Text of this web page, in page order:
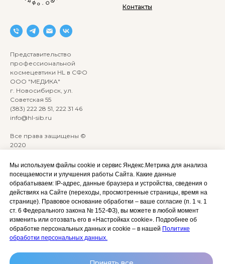
Мы используем файлы cookie и сервис Яндекс.Метрика для анализа
посещаемости и улучшения работы Сайта. Какие данные
обрабатываем: IP‑адрес, данные браузера и устройства, сведения о
действиях на Сайте (переходы, просмотренные страницы, время на
странице). Правовое основание обработки – ваше согласие (п. 1 ч. 1
ст. 6 Федерального закона № 152‑ФЗ), вы можете в любой момент
изменить или отозвать его в «Настройках cookie». Подробнее об
обработке персональных данных и cookie – в нашей Политике
обработки персональных данных.
Принять все
Представительство
профессиональной
космецевтики HL в СФО
ООО "МЕДИКА"
г. Новосибирск, ул.
Советская 55
(383) 222 28 51, 222 31 46
info@hl-sib.ru
Все права защищены ©
2020
ANKRYONK
Контакты
Акции и скидки
Оплата, доставка и возврат
Сотрудничество
Личный кабинет (Обучение)
Политика
конфиденциальности
Согласие на обработку
персональных данных